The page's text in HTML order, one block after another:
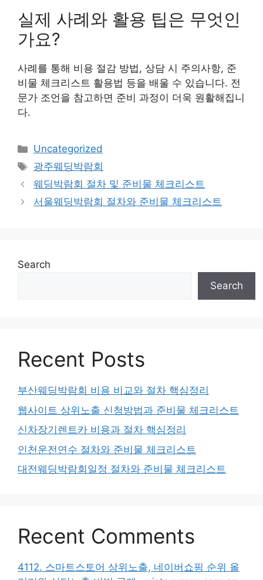
실제 사례와 활용 팁은 무엇인
가요?
사례를 통해 비용 절감 방법, 상담 시 주의사항, 준
비물 체크리스트 활용법 등을 배울 수 있습니다. 전
문가 조언을 참고하면 준비 과정이 더욱 원활해집니
다.
Categories
Uncategorized
Tags
광주웨딩박람회
웨딩박람회 절차 및 준비물 체크리스트
서울웨딩박람회 절차와 준비물 체크리스트
Search
Search
Recent Posts
부산웨딩박람회 비용 비교와 절차 핵심정리
웹사이트 상위노출 신청방법과 준비물 체크리스트
신차장기렌트카 비용과 절차 핵심정리
인천운전연수 절차와 준비물 체크리스트
대전웨딩박람회일정 절차와 준비물 체크리스트
Recent Comments
4112. 스마트스토어 상위노출, 네이버쇼핑 순위 올